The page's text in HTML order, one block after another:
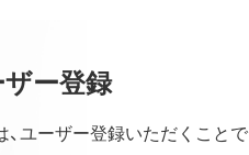
ー登録
ユーザー登録いただくことで